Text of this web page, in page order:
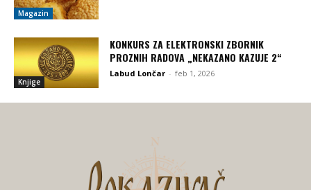
Magazin
Knjige
KONKURS ZA ELEKTRONSKI ZBORNIK
PROZNIH RADOVA „NEKAZANO KAZUJE 2“
Labud Lončar - feb 1, 2026